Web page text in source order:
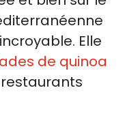
Elle
de quinoa